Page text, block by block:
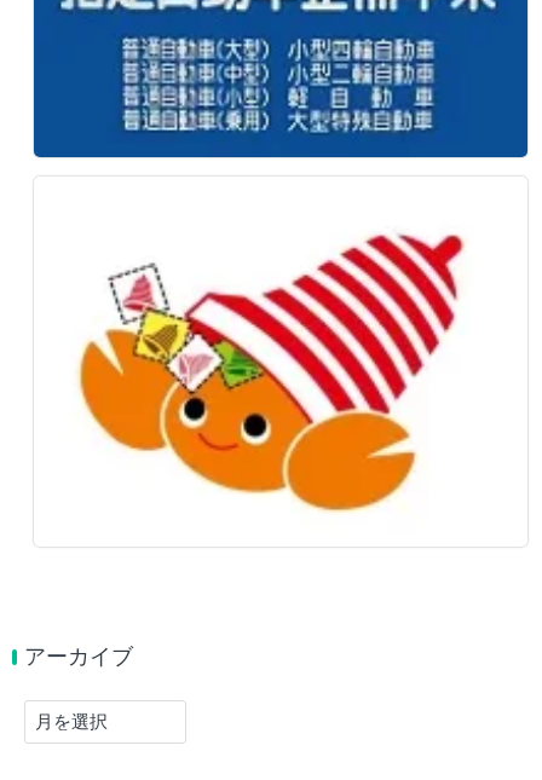
アーカイブ
ア
ー